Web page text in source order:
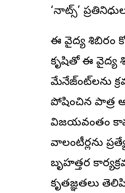
‘నాట్స్’
ఈ వైద్య శిబిరం
కృషితో ఈ వైద్య
మేనేజ్‌మెంట్‌లను
పోషించిన పాత్ర
విజయవంతం
వాలంటీర్లను
బృహత్తర
కృతజ్ఞతలు